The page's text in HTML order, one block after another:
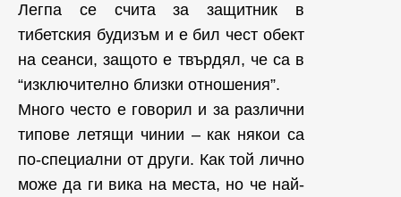
Легпа се счита за защитник в
тибетския будизъм и е бил чест обект
на сеанси, защото е твърдял, че са в
“изключително близки отношения”.
Много често е говорил и за различни
типове летящи чинии – как някои са
по-специални от други. Как той лично
може да ги вика на места, но че най-